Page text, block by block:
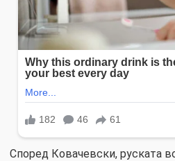
Според Ковачевски, руската